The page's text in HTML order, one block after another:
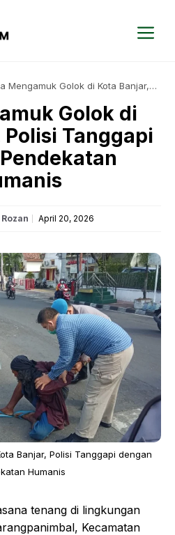
Mengamuk Golok di Kota Banjar,
Golok di
Polisi Tanggapi
April 20, 2026
Banjar, Polisi Tanggapi dengan
Humanis
tenang di lingkungan
Kecamatan